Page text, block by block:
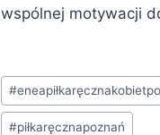
wspólnej motywacji
Tagi
wpisu:
#
#piłkaręcznapoznań